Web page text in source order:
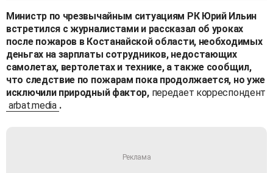
Министр по чрезвычайным ситуациям РК Юрий Ильин
встретился с журналистами и рассказал об уроках
после пожаров в Костанайской области, необходимых
деньгах на зарплаты сотрудников, недостающих
самолетах, вертолетах и технике, а также сообщил,
что следствие по пожарам пока продолжается, но уже
исключили природный фактор, передает корреспондент
arbat.media .